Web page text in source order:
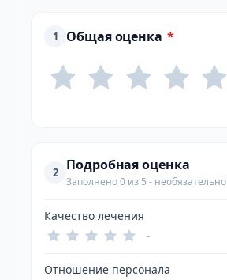
1 Общая оценка *
2 Подробная оценка
Заполнено 0 из 5 - необязательно
Качество лечения
-
Отношение персонала